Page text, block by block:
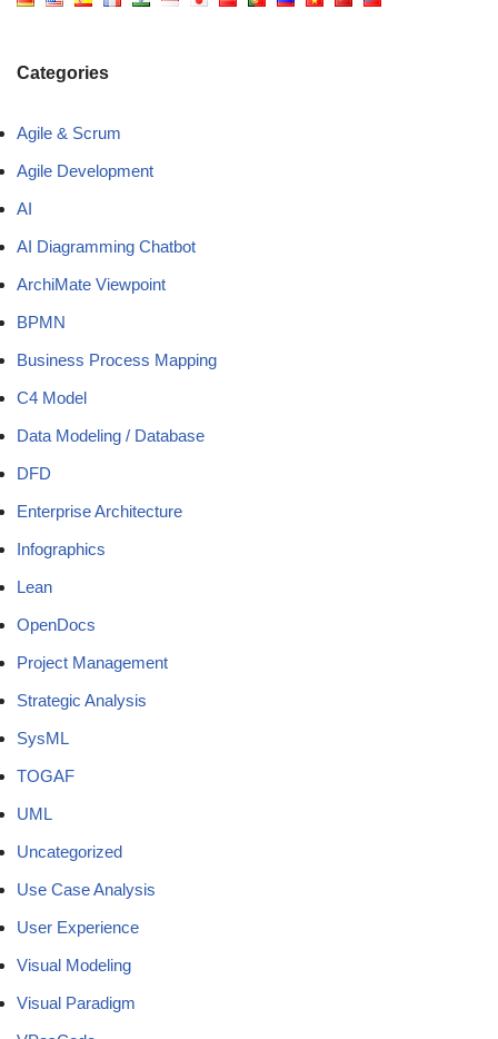
Categories
Agile & Scrum
Agile Development
AI
AI Diagramming Chatbot
ArchiMate Viewpoint
BPMN
Business Process Mapping
C4 Model
Data Modeling / Database
DFD
Enterprise Architecture
Infographics
Lean
OpenDocs
Project Management
Strategic Analysis
SysML
TOGAF
UML
Uncategorized
Use Case Analysis
User Experience
Visual Modeling
Visual Paradigm